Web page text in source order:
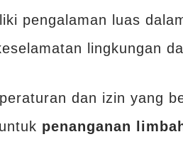
pengalaman luas
lingkungan
dan izin yang
penanganan